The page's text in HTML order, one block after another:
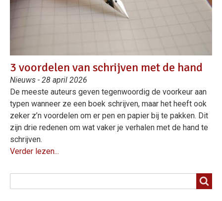
3 voordelen van schrijven met de hand
Nieuws - 28 april 2026
De meeste auteurs geven tegenwoordig de voorkeur aan
typen wanneer ze een boek schrijven, maar het heeft ook
zeker z’n voordelen om er pen en papier bij te pakken. Dit
zijn drie redenen om wat vaker je verhalen met de hand te
schrijven.
Verder lezen...